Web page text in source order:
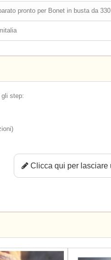
pronto per Bonet in busta da
step:
Clicca qui per lasciare